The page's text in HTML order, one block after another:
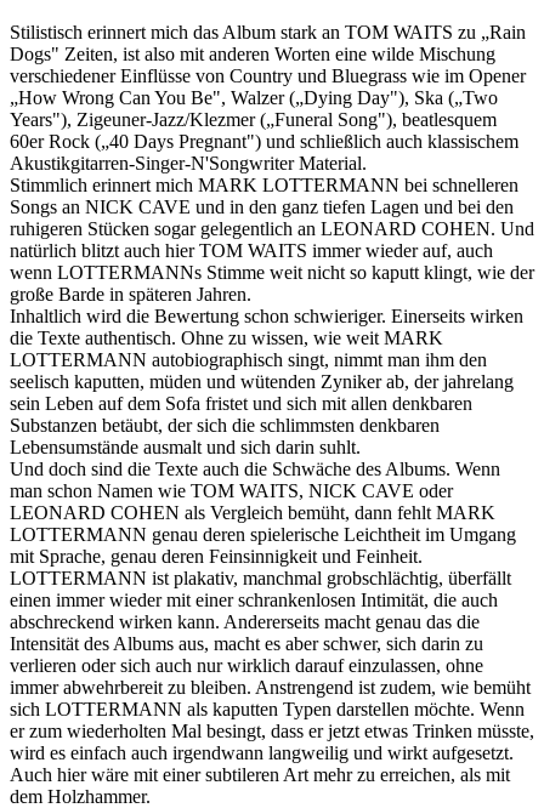
Stilistisch erinnert mich das Album stark an TOM WAITS zu „Rain
Dogs" Zeiten, ist also mit anderen Worten eine wilde Mischung
verschiedener Einflüsse von Country und Bluegrass wie im Opener
„How Wrong Can You Be", Walzer („Dying Day"), Ska („Two
Years"), Zigeuner-Jazz/Klezmer („Funeral Song"), beatlesquem
60er Rock („40 Days Pregnant") und schließlich auch klassischem
Akustikgitarren-Singer-N'Songwriter Material.
Stimmlich erinnert mich MARK LOTTERMANN bei schnelleren
Songs an NICK CAVE und in den ganz tiefen Lagen und bei den
ruhigeren Stücken sogar gelegentlich an LEONARD COHEN. Und
natürlich blitzt auch hier TOM WAITS immer wieder auf, auch
wenn LOTTERMANNs Stimme weit nicht so kaputt klingt, wie der
große Barde in späteren Jahren.
Inhaltlich wird die Bewertung schon schwieriger. Einerseits wirken
die Texte authentisch. Ohne zu wissen, wie weit MARK
LOTTERMANN autobiographisch singt, nimmt man ihm den
seelisch kaputten, müden und wütenden Zyniker ab, der jahrelang
sein Leben auf dem Sofa fristet und sich mit allen denkbaren
Substanzen betäubt, der sich die schlimmsten denkbaren
Lebensumstände ausmalt und sich darin suhlt.
Und doch sind die Texte auch die Schwäche des Albums. Wenn
man schon Namen wie TOM WAITS, NICK CAVE oder
LEONARD COHEN als Vergleich bemüht, dann fehlt MARK
LOTTERMANN genau deren spielerische Leichtheit im Umgang
mit Sprache, genau deren Feinsinnigkeit und Feinheit.
LOTTERMANN ist plakativ, manchmal grobschlächtig, überfällt
einen immer wieder mit einer schrankenlosen Intimität, die auch
abschreckend wirken kann. Andererseits macht genau das die
Intensität des Albums aus, macht es aber schwer, sich darin zu
verlieren oder sich auch nur wirklich darauf einzulassen, ohne
immer abwehrbereit zu bleiben. Anstrengend ist zudem, wie bemüht
sich LOTTERMANN als kaputten Typen darstellen möchte. Wenn
er zum wiederholten Mal besingt, dass er jetzt etwas Trinken müsste,
wird es einfach auch irgendwann langweilig und wirkt aufgesetzt.
Auch hier wäre mit einer subtileren Art mehr zu erreichen, als mit
dem Holzhammer.